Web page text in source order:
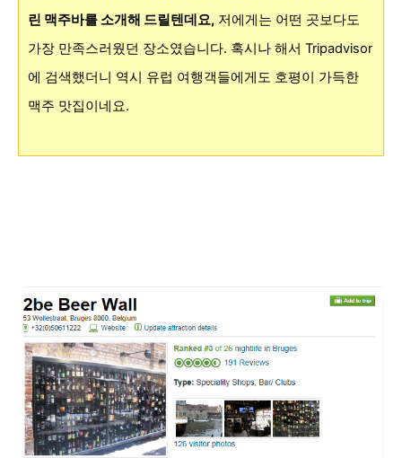
린 맥주바를 소개해 드릴텐데요, 저에게는 어떤 곳보다도
가장 만족스러웠던 장소였습니다. 혹시나 해서 Tripadvisor
에 검색했더니 역시 유럽 여행객들에게도 호평이 가득한
맥주 맛집이네요.